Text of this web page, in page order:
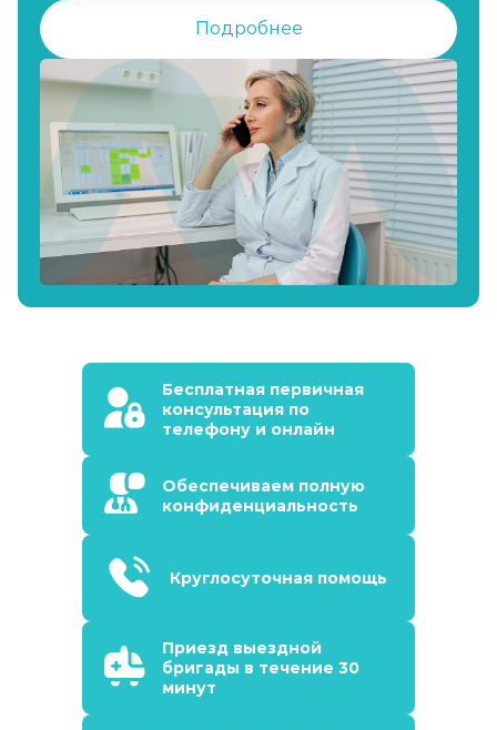
Подробнее
Бесплатная первичная
консультация по
телефону и онлайн
Обеспечиваем полную
конфиденциальность
Круглосуточная помощь
Приезд выездной
бригады в течение 30
минут